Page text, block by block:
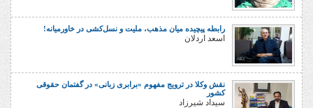
رابطه پیچیده میان مذهب، ملیت و نسل‌کشی در خاورمیانه!
اسعد اردلان
نقش وکلا در ترویج مفهوم «برابری زبانی» در گفتمان حقوقی
کشور
سیداد شیرزاد